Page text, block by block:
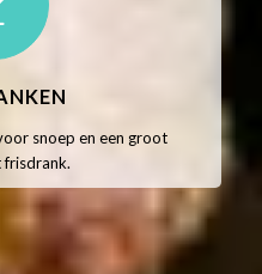
snoep en een groot
frisdrank.